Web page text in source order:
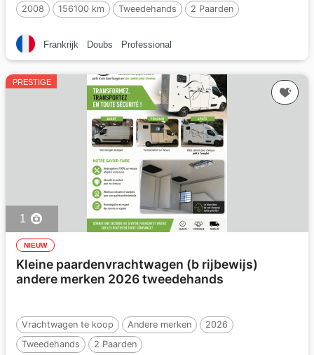
2008
156100 km Tweedehands 2 Paarden
Frankrijk Doubs Professional
PRESTIGE
1
NIEUW
Kleine paardenvrachtwagen (b rijbewijs)
andere merken 2026 tweedehands
Vrachtwagen te koop Andere merken
2026
Tweedehands
2 Paarden